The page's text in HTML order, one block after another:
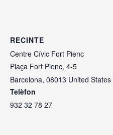
RECINTE
Centre Cívic Fort Pienc
Plaça Fort Pienc, 4-5
Barcelona, 08013 United States
Telèfon
932 32 78 27